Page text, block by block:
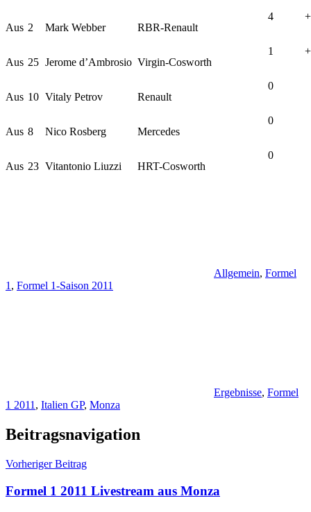
Aus 2 Mark Webber RBR-Renault
4
Aus 25 Jerome d’Ambrosio Virgin-Cosworth
1
Aus 10 Vitaly Petrov Renault
0
Aus 8 Nico Rosberg Mercedes
0
Aus 23 Vitantonio Liuzzi HRT-Cosworth
0
Allgemein, Formel
1 , Formel 1-Saison 2011
Ergebnisse, Formel
1 2011 , Italien GP, Monza
Beitragsnavigation
Vorheriger Beitrag
Formel 1 2011 Livestream aus Monza